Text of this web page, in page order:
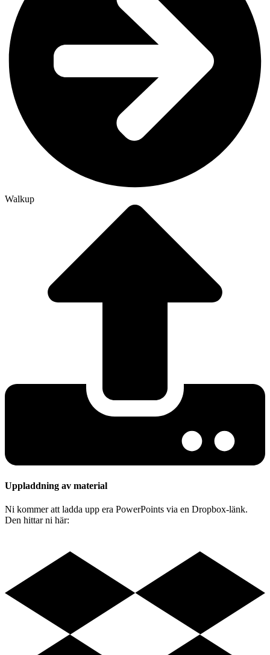
Walkup
Uppladdning av material
Ni kommer att ladda upp era PowerPoints via en Dropbox-länk.
Den hittar ni här: